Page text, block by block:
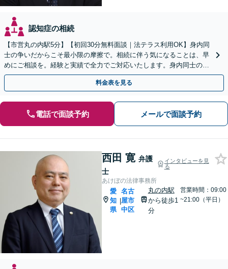
認知症の相続
【市営丸の内駅5分】【初回30分無料面談｜法テラス利用OK】身内同
士の争いだからこそ最小限の摩擦で。相続に伴う気になることは、早
めにご相談を。経験と実績で全力でご対応いたします。身内同士の争
いだからこそ、それぞれの心に寄り添います。
料金表を見る
電話で面談予約 メールで面談予約
西田 寛 弁護
士
インタビューを見
る
あけぼの法律事務所
愛
知
県
|
名古
屋市
中区
丸の内駅
から徒歩1
分
営業時間：09:00
~21:00（平日）